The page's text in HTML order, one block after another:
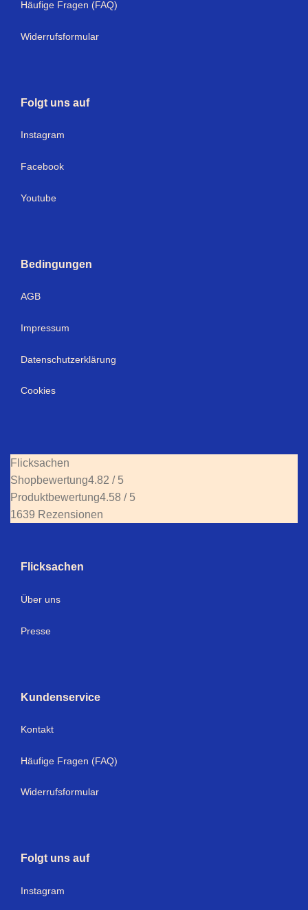
Häufige Fragen (FAQ)
Widerrufsformular
Folgt uns auf
Instagram
Facebook
Youtube
Bedingungen
AGB
Impressum
Datenschutzerklärung
Cookies
Flicksachen
Shopbewertung4.82 / 5
Produktbewertung4.58 / 5
1639 Rezensionen
Flicksachen
Über uns
Presse
Kundenservice
Kontakt
Häufige Fragen (FAQ)
Widerrufsformular
Folgt uns auf
Instagram